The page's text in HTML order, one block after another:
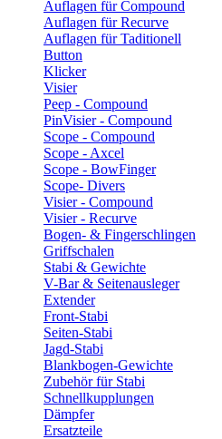
Auflagen für Compound
Auflagen für Recurve
Auflagen für Taditionell
Button
Klicker
Visier
Peep - Compound
PinVisier - Compound
Scope - Compound
Scope - Axcel
Scope - BowFinger
Scope- Divers
Visier - Compound
Visier - Recurve
Bogen- & Fingerschlingen
Griffschalen
Stabi & Gewichte
V-Bar & Seitenausleger
Extender
Front-Stabi
Seiten-Stabi
Jagd-Stabi
Blankbogen-Gewichte
Zubehör für Stabi
Schnellkupplungen
Dämpfer
Ersatzteile